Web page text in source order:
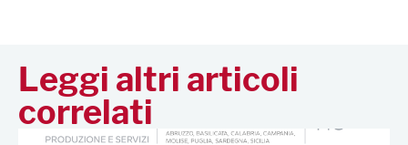
Leggi altri articoli
correlati